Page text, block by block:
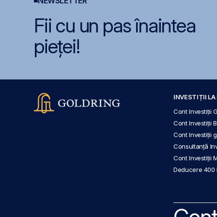
Fii cu un pas înaintea
pieței!
INVESTIȚII LA
Cont Investiții
Cont Investiții
Cont Investiții
Consultanță
Cont Investiții
Deducere 400